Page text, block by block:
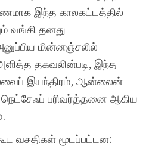
இந்த காலகட்டத்தில்
வங்கி தனது
மின்னஞ்சலில்
தகவலின்படி, இந்த
ஸ்வைப் இயந்திரம், ஆன்லைன்
பரிவர்த்தனை ஆகிய
வசதிகள் மூடப்பட்டன: